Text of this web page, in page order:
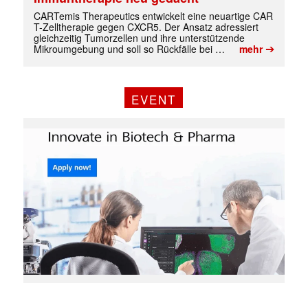
CARTemis Therapeutics entwickelt eine neuartige CAR
T-Zelltherapie gegen CXCR5. Der Ansatz adressiert
gleichzeitig Tumorzellen und ihre unterstützende
Mikroumgebung und soll so Rückfälle bei …
mehr➔
EVENT